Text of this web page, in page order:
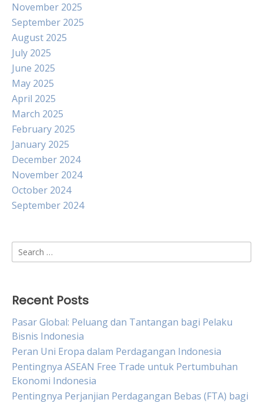
November 2025
September 2025
August 2025
July 2025
June 2025
May 2025
April 2025
March 2025
February 2025
January 2025
December 2024
November 2024
October 2024
September 2024
Search
for:
Recent Posts
Pasar Global: Peluang dan Tantangan bagi Pelaku
Bisnis Indonesia
Peran Uni Eropa dalam Perdagangan Indonesia
Pentingnya ASEAN Free Trade untuk Pertumbuhan
Ekonomi Indonesia
Pentingnya Perjanjian Perdagangan Bebas (FTA) bagi